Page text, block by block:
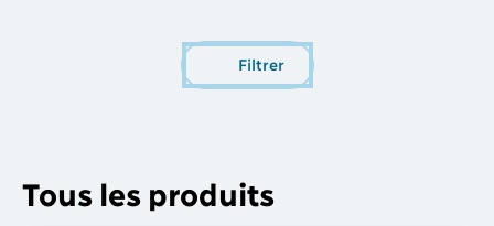
Filtrer
Tous les produits